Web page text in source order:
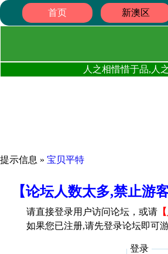
首页 新澳区
人之相惜惜于品,人
提示信息 » 宝贝平特
【论坛人数太多,禁止
请直接登录用户访问论坛，或请 【
如果您已注册,请先登录论坛即可
登录